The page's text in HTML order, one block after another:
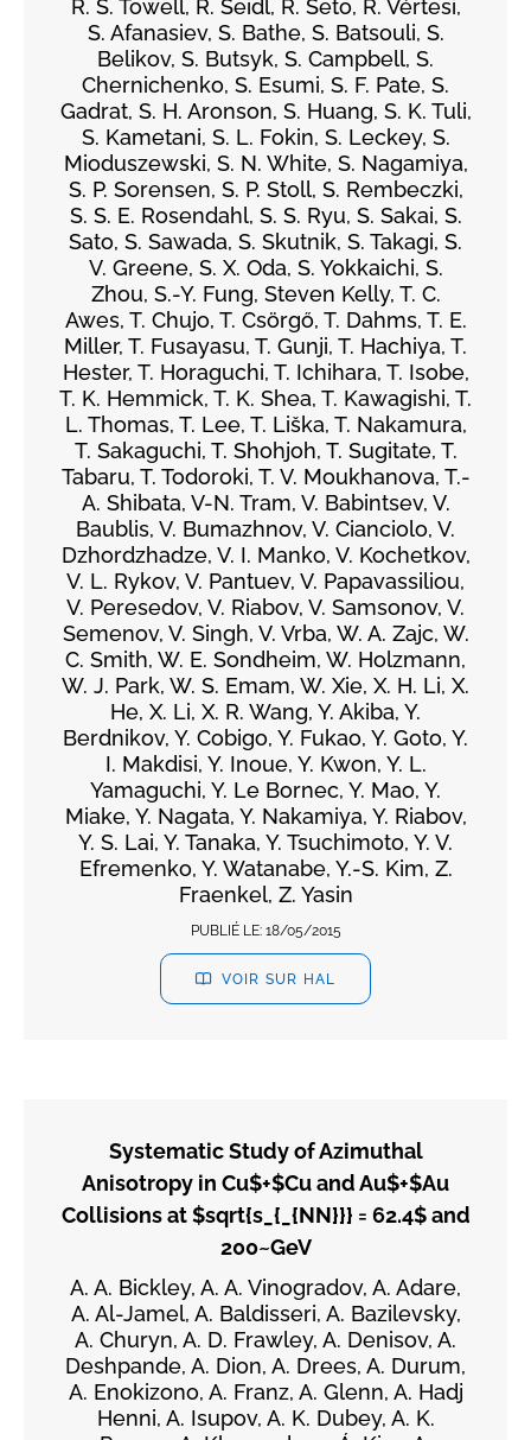
R. S. Towell, R. Seidl, R. Seto, R. Vértesi,
S. Afanasiev, S. Bathe, S. Batsouli, S.
Belikov, S. Butsyk, S. Campbell, S.
Chernichenko, S. Esumi, S. F. Pate, S.
Gadrat, S. H. Aronson, S. Huang, S. K. Tuli,
S. Kametani, S. L. Fokin, S. Leckey, S.
Mioduszewski, S. N. White, S. Nagamiya,
S. P. Sorensen, S. P. Stoll, S. Rembeczki,
S. S. E. Rosendahl, S. S. Ryu, S. Sakai, S.
Sato, S. Sawada, S. Skutnik, S. Takagi, S.
V. Greene, S. X. Oda, S. Yokkaichi, S.
Zhou, S.-Y. Fung, Steven Kelly, T. C.
Awes, T. Chujo, T. Csörgő, T. Dahms, T. E.
Miller, T. Fusayasu, T. Gunji, T. Hachiya, T.
Hester, T. Horaguchi, T. Ichihara, T. Isobe,
T. K. Hemmick, T. K. Shea, T. Kawagishi, T.
L. Thomas, T. Lee, T. Liška, T. Nakamura,
T. Sakaguchi, T. Shohjoh, T. Sugitate, T.
Tabaru, T. Todoroki, T. V. Moukhanova, T.-
A. Shibata, V-N. Tram, V. Babintsev, V.
Baublis, V. Bumazhnov, V. Cianciolo, V.
Dzhordzhadze, V. I. Manko, V. Kochetkov,
V. L. Rykov, V. Pantuev, V. Papavassiliou,
V. Peresedov, V. Riabov, V. Samsonov, V.
Semenov, V. Singh, V. Vrba, W. A. Zajc, W.
C. Smith, W. E. Sondheim, W. Holzmann,
W. J. Park, W. S. Emam, W. Xie, X. H. Li, X.
He, X. Li, X. R. Wang, Y. Akiba, Y.
Berdnikov, Y. Cobigo, Y. Fukao, Y. Goto, Y.
I. Makdisi, Y. Inoue, Y. Kwon, Y. L.
Yamaguchi, Y. Le Bornec, Y. Mao, Y.
Miake, Y. Nagata, Y. Nakamiya, Y. Riabov,
Y. S. Lai, Y. Tanaka, Y. Tsuchimoto, Y. V.
Efremenko, Y. Watanabe, Y.-S. Kim, Z.
Fraenkel, Z. Yasin
PUBLIÉ LE: 18/05/2015
VOIR SUR HAL
Systematic Study of Azimuthal
Anisotropy in Cu$+$Cu and Au$+$Au
Collisions at $sqrt{s_{_{NN}}} = 62.4$ and
200~GeV
A. A. Bickley, A. A. Vinogradov, A. Adare,
A. Al-Jamel, A. Baldisseri, A. Bazilevsky,
A. Churyn, A. D. Frawley, A. Denisov, A.
Deshpande, A. Dion, A. Drees, A. Durum,
A. Enokizono, A. Franz, A. Glenn, A. Hadj
Henni, A. Isupov, A. K. Dubey, A. K.